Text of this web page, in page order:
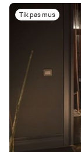
Tik pas mus